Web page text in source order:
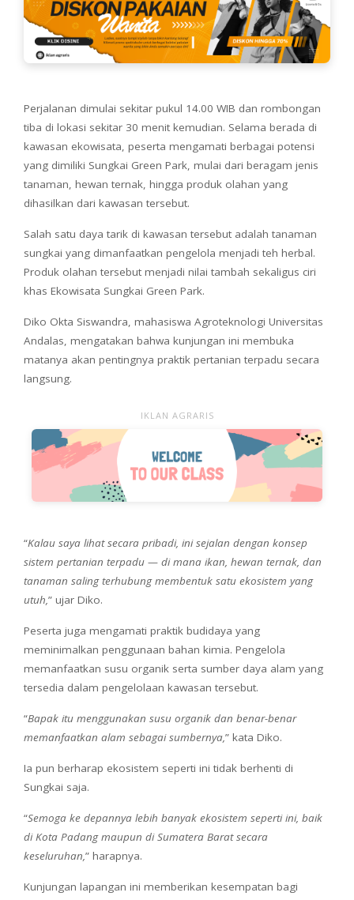
Perjalanan dimulai sekitar pukul 14.00 WIB dan rombongan
tiba di lokasi sekitar 30 menit kemudian. Selama berada di
kawasan ekowisata, peserta mengamati berbagai potensi
yang dimiliki Sungkai Green Park, mulai dari beragam jenis
tanaman, hewan ternak, hingga produk olahan yang
dihasilkan dari kawasan tersebut.
Salah satu daya tarik di kawasan tersebut adalah tanaman
sungkai yang dimanfaatkan pengelola menjadi teh herbal.
Produk olahan tersebut menjadi nilai tambah sekaligus ciri
khas Ekowisata Sungkai Green Park.
Diko Okta Siswandra, mahasiswa Agroteknologi Universitas
Andalas, mengatakan bahwa kunjungan ini membuka
matanya akan pentingnya praktik pertanian terpadu secara
langsung.
IKLAN AGRARIS
“Kalau saya lihat secara pribadi, ini sejalan dengan konsep
sistem pertanian terpadu — di mana ikan, hewan ternak, dan
tanaman saling terhubung membentuk satu ekosistem yang
utuh,” ujar Diko.
Peserta juga mengamati praktik budidaya yang
meminimalkan penggunaan bahan kimia. Pengelola
memanfaatkan susu organik serta sumber daya alam yang
tersedia dalam pengelolaan kawasan tersebut.
“Bapak itu menggunakan susu organik dan benar-benar
memanfaatkan alam sebagai sumbernya,” kata Diko.
Ia pun berharap ekosistem seperti ini tidak berhenti di
Sungkai saja.
“Semoga ke depannya lebih banyak ekosistem seperti ini, baik
di Kota Padang maupun di Sumatera Barat secara
keseluruhan,” harapnya.
Kunjungan lapangan ini memberikan kesempatan bagi